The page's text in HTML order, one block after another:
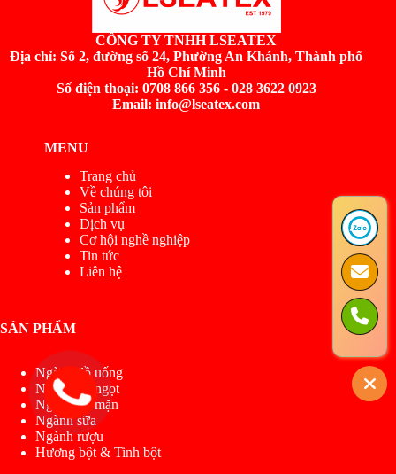
CÔNG TY TNHH LSEATEX
Địa chỉ: Số 2, đường số 24, Phường An Khánh, Thành phố
Hồ Chí Minh
Số điện thoại: 0708 866 356 - 028 3622 0923
Email: info@lseatex.com
MENU
Trang chủ
Về chúng tôi
Sản phẩm
Dịch vụ
Cơ hội nghề nghiệp
Tin tức
Liên hệ
SẢN PHẨM
Ngành đồ uống
Ngành đồ ngọt
Ngành đồ mặn
Ngành sữa
Ngành rượu
Hương bột & Tinh bột